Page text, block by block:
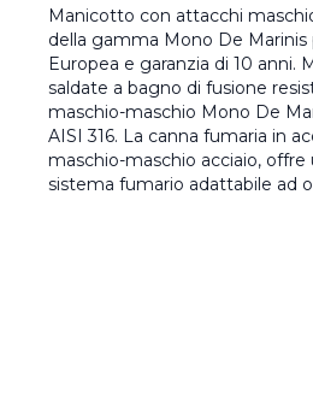
Manicotto con attacchi
della gamma Mono De
Europea e garanzia di 10
saldate a bagno di fusione
maschio-maschio Mono De
AISI 316. La canna fumaria in
maschio-maschio acciaio,
sistema fumario adattabile ad